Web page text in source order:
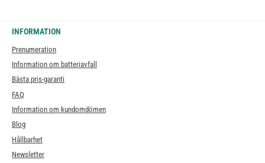
INFORMATION
Prenumeration
Information om batteriavfall
Bästa pris-garanti
FAQ
Information om kundomdömen
Blog
Hållbarhet
Newsletter